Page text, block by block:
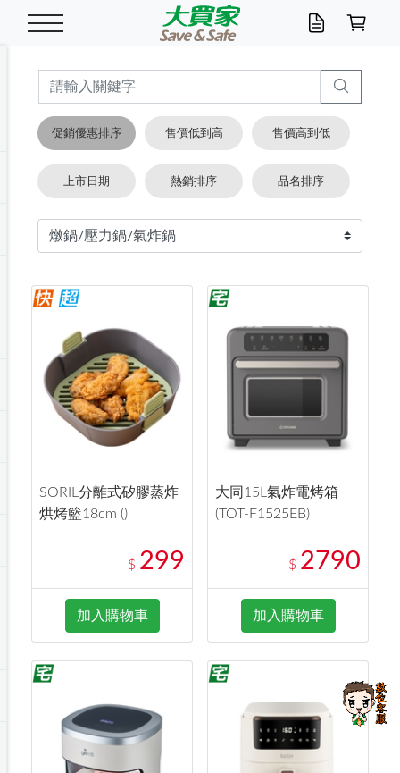
米/五穀/濃湯 米/糙米
五穀/南北貨
湯類/湯塊
油/調味料
食用油
醬油.油膏.蠔油
泡麵 / 麵條
包麵
碗麵/義大利麵
麵條/快煮麵/米粉
魚罐
醬菜/玉米罐
點心罐
休閒零嘴 初一十五拜拜懶
零嘴
堅果/海苔
美味餅乾
餅乾
糕餅/點心
糖果/巧克力
糖果/蜜餞/果凍
巧克力
茶飲料
果汁咖啡
碳酸/礦泉水
機能飲料
箱購飲料
養生保健/常備品 雞精/飲品
機能保健
▶保健品牌推薦
奶粉/穀麥片
奶粉
麥片/玉米片
沖調穀粉/隨手包
特色茶品
綠茶
紅茶
奶茶/花草茶
黑糖桂圓/蜂蜜醋
即溶咖啡
咖啡豆/粉/濾掛
可可/糖/奶精
沐浴乳香皂 沐浴乳
香皂/洗手乳
美髮造型
洗髮/護髮
造型髮品
口腔清潔
牙 刷
牙膏/漱口水
潔顏產品
卸妝/粉刺調理
開架/身體保養
臉部保養
面/眼膜
鍋具/飲水/廚房 鍋具/餐具
保鮮/微波
掃除用具/照明/五金
掃除/清潔用具
洗衣/曬衣用具
電池/延長線
修繕/五金/祭祀
傢飾/收納/衛浴
寢具/家具
收納用品
衛浴/毛巾
寵物食品
寵物清潔/百貨
衛生紙/濕巾 抽取衛生紙/濕巾
廚房紙巾/平版/
箱購免運區
衣物清潔
洗衣精
洗衣粉/皂
漂白水/柔軟精
居家清潔
廚房/餐具清潔
浴廁/水管清潔
居家清潔/除濕芳
衛生棉
成人/嬰兒紙尿褲
箱購免運區
嬰兒尿布
成人紙尿褲
廚房家電 料理鍋具
烤箱/微波/電磁爐
快煮壺/烘碗機
季節家電
除濕/清淨機
風扇/防蚊家電
生活家電
除塵家電
美容家電
電腦周邊
數位週邊
手機/平板周邊
文具/辦公用品 文具用品
辦公文具/收納
玩具/擺設小物
汽機車百貨
機車/腳踏車百貨
汽車百貨
休閒/運動
戶外/休閒用品
健身/按摩/瑜珈
測量/護具/其他
服飾內著
配件
男/女/機能包
冷凍免運 生鮮食品
調理食品
箱購免運
食品免運
清潔用品免運
居家/汽百用品
主題專區
季節活動
店長推薦
這夏不怕熱
促銷優惠排序 售價低到高 售價高到低
上市日期 熱銷排序 品名排序
SORIL分離式矽膠蒸炸
烘烤籃18cm ()
$ 299
加入購物車
大同15L氣炸電烤箱
(TOT-F1525EB)
$ 2790
加入購物車